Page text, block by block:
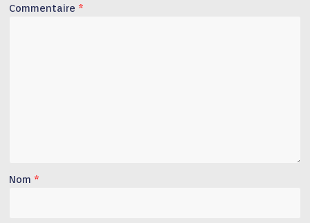
Commentaire *
Nom *